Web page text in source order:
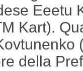
Eeetu
Kart).
della